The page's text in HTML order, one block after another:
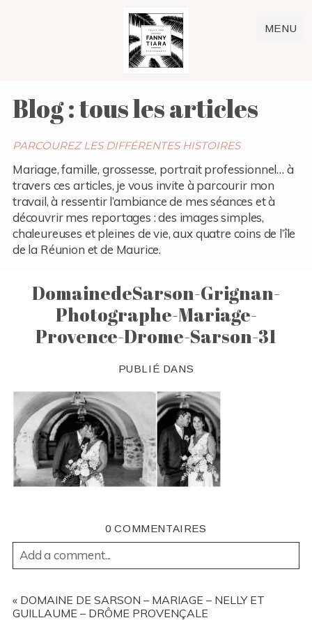
MENU
Blog : tous les articles
PARCOUREZ LES DIFFÉRENTES HISTOIRES
Mariage, famille, grossesse, portrait professionnel… à
travers ces articles, je vous invite à parcourir mon
travail, à ressentir l’ambiance de mes séances et à
découvrir mes reportages : des images simples,
chaleureuses et pleines de vie, aux quatre coins de l’île
de la Réunion et de Maurice.
DomainedeSarson-Grignan-
Photographe-Mariage-
Provence-Drome-Sarson-31
PUBLIÉ DANS
0 COMMENTAIRES
Add a comment...
REQUIRED FIELDS ARE MARKED *
« DOMAINE DE SARSON – MARIAGE – NELLY ET
GUILLAUME – DRÔME PROVENÇALE